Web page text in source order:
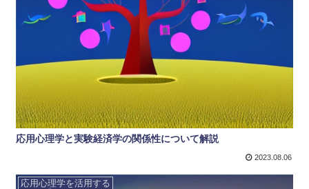
応用心理学と実験経済学の関係性について解説
2023.08.06
応用心理学を活用する